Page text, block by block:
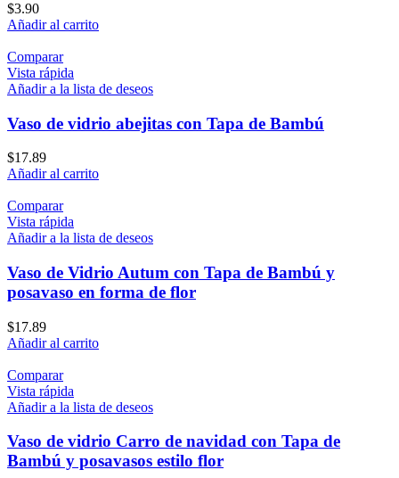
$3.90
Añadir al carrito
Comparar
Vista rápida
Añadir a la lista de deseos
Vaso de vidrio abejitas con Tapa de Bambú
$17.89
Añadir al carrito
Comparar
Vista rápida
Añadir a la lista de deseos
Vaso de Vidrio Autum con Tapa de Bambú y
posavaso en forma de flor
$17.89
Añadir al carrito
Comparar
Vista rápida
Añadir a la lista de deseos
Vaso de vidrio Carro de navidad con Tapa de
Bambú y posavasos estilo flor